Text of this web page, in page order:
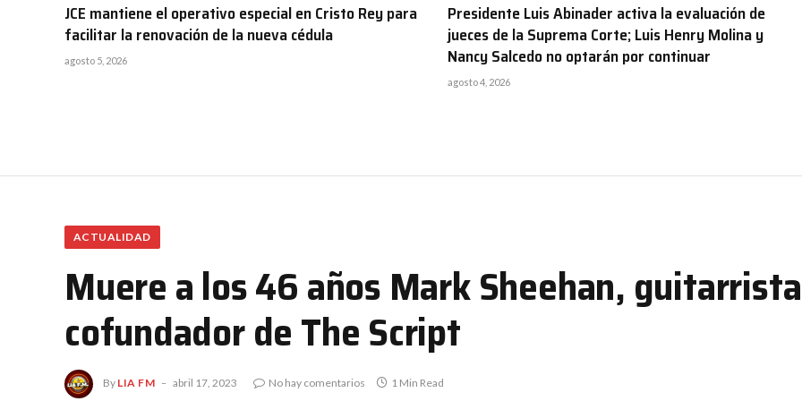
JCE mantiene el operativo especial en Cristo Rey para
facilitar la renovación de la nueva cédula
agosto 5, 2026
Presidente Luis Abinader activa la evaluación de
jueces de la Suprema Corte; Luis Henry Molina y
Nancy Salcedo no optarán por continuar
agosto 4, 2026
ACTUALIDAD
Muere a los 46 años Mark Sheehan,
cofundador de The Script
By LIA FM abril 17, 2023 No hay comentarios 1 Min Read